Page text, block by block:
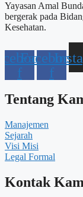
Yayasan Amal
bergerak pada
Kesehatan.
f
Facebook-
f
Tentang
Manajemen
Sejarah
Visi Misi
Legal Formal
Kontak